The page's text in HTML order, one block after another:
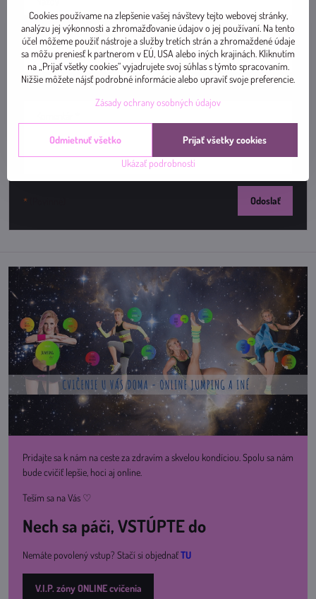
Meno:*
* Odoslať
Pridajte sa k nám na ceste za zdravím a skvelou kondíciou. Spolu sa nám
bude cvičiť lepšie, hoci aj online.
Teším sa na Vás ♡
Nech sa páči, VSTÚPTE do
Nemáte povolený vstup? Stačí si objednaťTU
V.I.P. zóny ONLINE cvičenia
Cookies používame na zlepšenie vašej návštevy tejto webovej stránky,
analýzu jej výkonnosti a zhromažďovanie údajov o jej používaní. Na tento
účel môžeme použiť nástroje a služby tretích strán a zhromaždené údaje
sa môžu preniesť k partnerom v EÚ, USA alebo iných krajinách. Kliknutím
na „Prijať všetky cookies“ vyjadrujete svoj súhlas s týmto spracovaním.
Nižšie môžete nájsť podrobné informácie alebo upraviť svoje preferencie.
Zásady ochrany osobných údajov
Ukázať podrobnosti
Prijať všetky cookies
Odmietnuť všetko